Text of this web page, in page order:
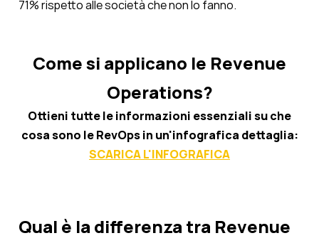
71%rispetto alle società che non lo fanno.
Come si applicano le Revenue
Operations?
Ottieni tutte le informazioni essenziali su che
cosa sono le RevOps in un'infografica dettaglia:
SCARICA L'INFOGRAFICA
Qual è la differenza tra Revenue